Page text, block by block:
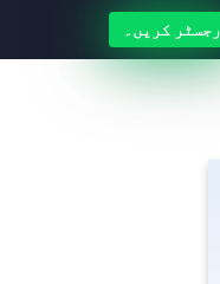
رجسٹر کریں۔